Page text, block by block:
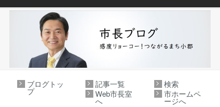
ブログトッ
プ
記事一覧
検索
Web市長室
へ
市ホームペ
ージへ